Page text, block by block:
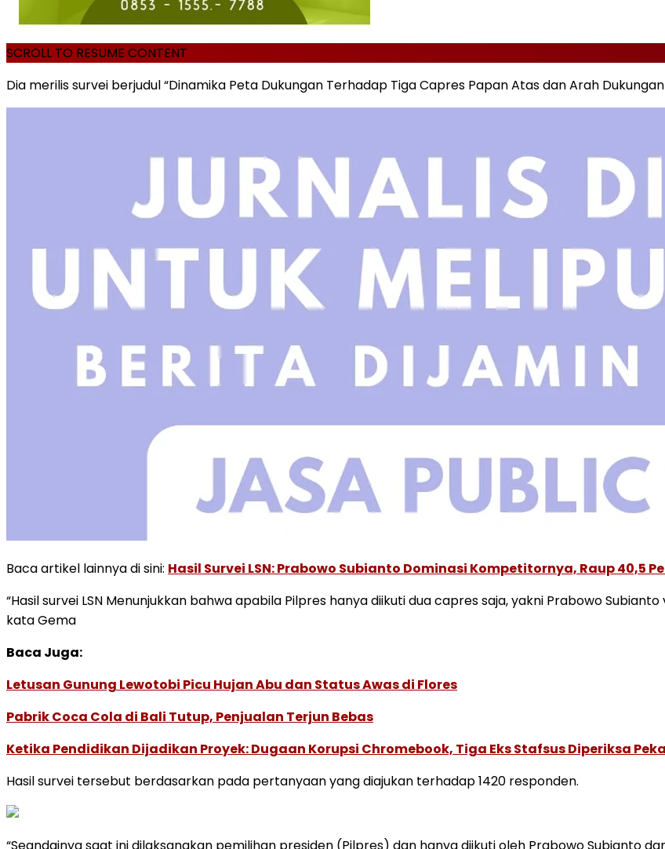
SCROLL TO RESUME CONTENT
Dia merilis survei berjudul “Dinamika Peta Dukungan Terhadap Tiga Capres Papan Atas dan Arah
Baca artikel lainnya di sini: Hasil Survei LSN: Prabowo Subianto Dominasi Kompetitornya, Raup 40,5
“Hasil survei LSN Menunjukkan bahwa apabila Pilpres hanya diikuti dua capres saja, yakni Prabowo
kata Gema
Baca Juga:
Letusan Gunung Lewotobi Picu Hujan Abu dan Status Awas di Flores
Pabrik Coca Cola di Bali Tutup, Penjualan Terjun Bebas
Ketika Pendidikan Dijadikan Proyek: Dugaan Korupsi Chromebook, Tiga Eks Stafsus Diperiksa
Hasil survei tersebut berdasarkan pada pertanyaan yang diajukan terhadap 1420 responden.
“Seandainya saat ini dilaksanakan pemilihan presiden (Pilpres) dan hanya diikuti oleh Prabowo Subianto